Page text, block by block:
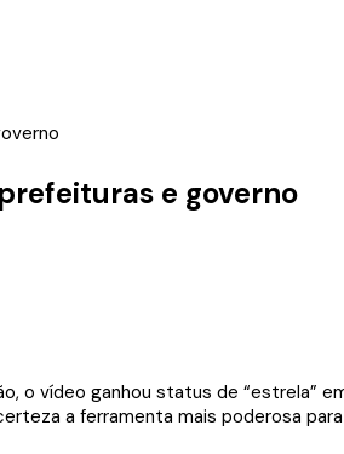
e governo
o vídeo ganhou status de “estrela”
a ferramenta mais poderosa